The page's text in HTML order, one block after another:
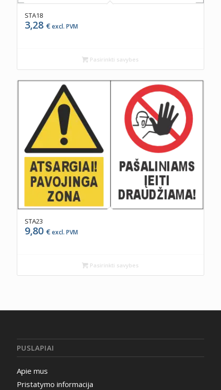
STA18
3,28 €excl. PVM
Pasirinkti savybes
STA23
9,80 €excl. PVM
Pasirinkti savybes
PUSLAPIAI
Apie mus
Pristatymo informacija